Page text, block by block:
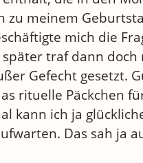
zu meinem
mich die
traf dann doch
Gefecht gesetzt.
rituelle Päckchen
kann ich ja
Das sah ja